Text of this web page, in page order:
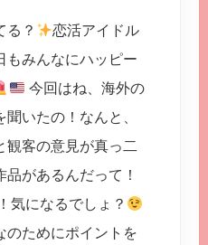
る？
恋活アイドル
もみんなにハッピー
今回はね、海外の
いたの！なんと、
観客の意見が真っ二
があるんだって！
気になるでしょ？
のためにポイントを